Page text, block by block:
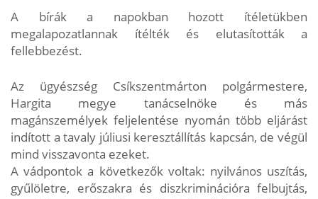
A bírák a napokban hozott ítéletükben
megalapozatlannak ítélték és elutasították a
fellebbezést.
Az ügyészség Csíkszentmárton polgármestere,
Hargita megye tanácselnöke és más
magánszemélyek feljelentése nyomán több eljárást
indított a tavaly júliusi keresztállítás kapcsán, de végül
mind visszavonta ezeket.
A vádpontok a következők voltak: nyilvános uszítás,
gyűlöletre, erőszakra és diszkriminációra felbujtás,